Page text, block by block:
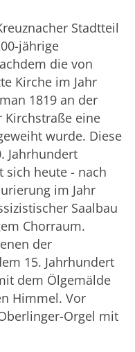
Stadtteil
jährige
die von
Kirche im Jahr
1819 an der
Kirchstraße eine
wurde. Diese
Jahrhundert
sich heute - nach
im Jahr
Saalbau
Chorraum.
der
15. Jahrhundert
dem Ölgemälde
Himmel. Vor
Orgel mit